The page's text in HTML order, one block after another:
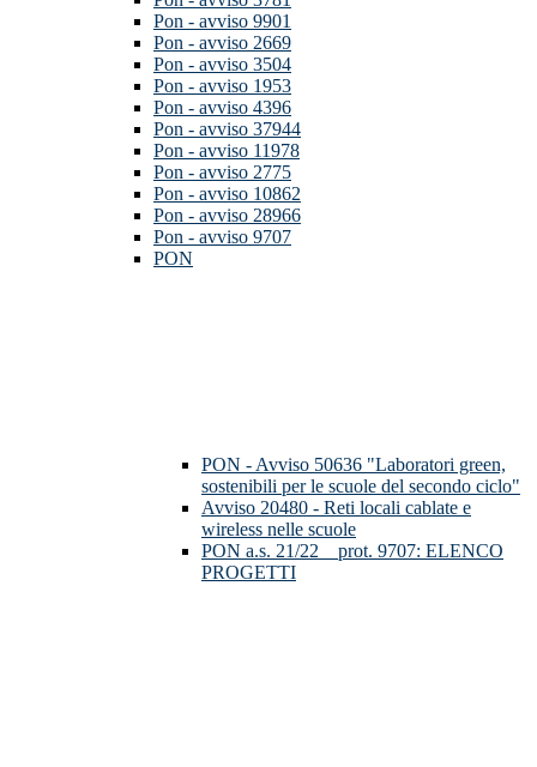
Pon - avviso 9901
Pon - avviso 2669
Pon - avviso 3504
Pon - avviso 1953
Pon - avviso 4396
Pon - avviso 37944
Pon - avviso 11978
Pon - avviso 2775
Pon - avviso 10862
Pon - avviso 28966
Pon - avviso 9707
PON
PON - Avviso 50636 "Laboratori green,
sostenibili per le scuole del secondo ciclo"
Avviso 20480 - Reti locali cablate e
wireless nelle scuole
PON a.s. 21/22__prot. 9707: ELENCO
PROGETTI